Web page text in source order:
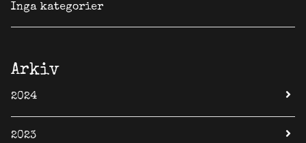
Inga kategorier
Arkiv
2024
2023